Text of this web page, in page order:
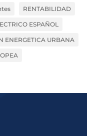
RENTABILIDAD
ESPAÑOL
ENERGETICA URBANA